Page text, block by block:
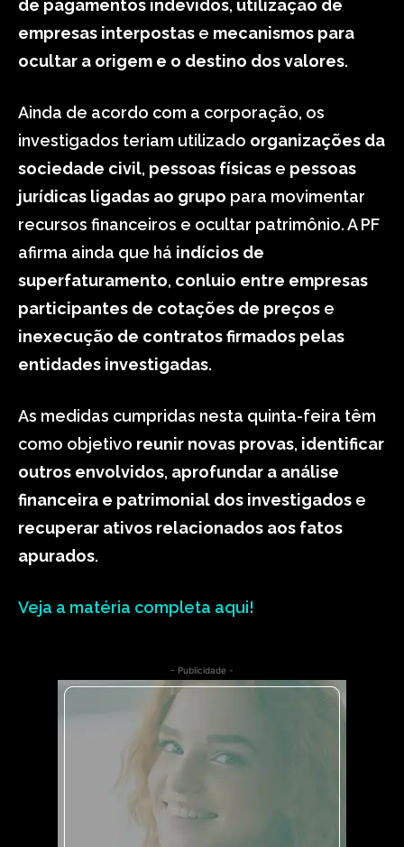
de pagamentos indevidos, utilização de
empresas interpostas e mecanismos para
ocultar a origem e o destino dos valores.
Ainda de acordo com a corporação, os
investigados teriam utilizado organizações da
sociedade civil, pessoas físicas e pessoas
jurídicas ligadas ao grupo para movimentar
recursos financeiros e ocultar patrimônio. A PF
afirma ainda que há indícios de
superfaturamento, conluio entre empresas
participantes de cotações de preços e
inexecução de contratos firmados pelas
entidades investigadas.
As medidas cumpridas nesta quinta-feira têm
como objetivo reunir novas provas, identificar
outros envolvidos, aprofundar a análise
financeira e patrimonial dos investigados e
recuperar ativos relacionados aos fatos
apurados.
Veja a matéria completa aqui!
- Publicidade -